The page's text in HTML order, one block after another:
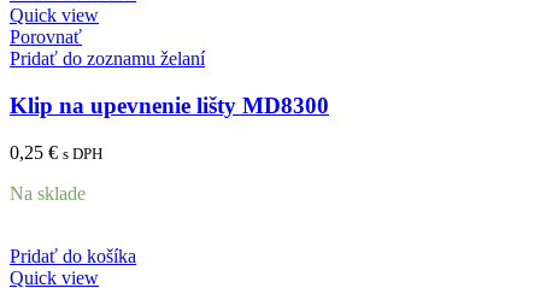
Quick view
Porovnať
Pridať do zoznamu želaní
Klip na upevnenie lišty MD8300
0,25 € s DPH
Na sklade
Pridať do košíka
Quick view